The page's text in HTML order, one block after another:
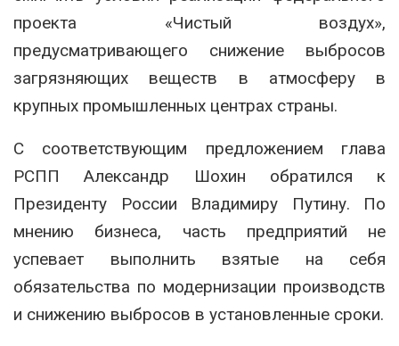
проекта «Чистый воздух»,
предусматривающего снижение выбросов
загрязняющих веществ в атмосферу в
крупных промышленных центрах страны.
С соответствующим предложением глава
РСПП Александр Шохин обратился к
Президенту России Владимиру Путину. По
мнению бизнеса, часть предприятий не
успевает выполнить взятые на себя
обязательства по модернизации производств
и снижению выбросов в установленные сроки.